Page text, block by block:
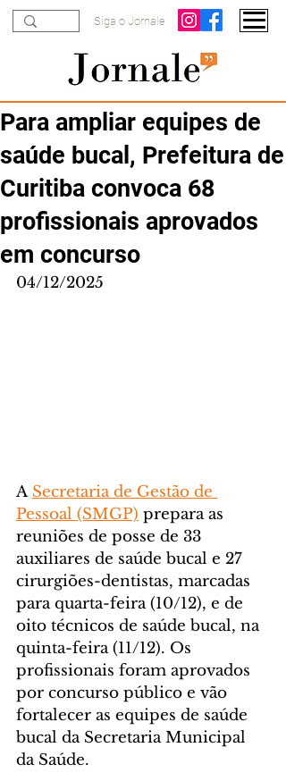
Siga o Jornale
Para ampliar equipes de
saúde bucal, Prefeitura de
Curitiba convoca 68
profissionais aprovados
em concurso
04/12/2025
A Secretaria de Gestão de
Pessoal (SMGP) prepara as
reuniões de posse de 33
auxiliares de saúde bucal e 27
cirurgiões-dentistas, marcadas
para quarta-feira (10/12), e de
oito técnicos de saúde bucal, na
quinta-feira (11/12). Os
profissionais foram aprovados
por concurso público e vão
fortalecer as equipes de saúde
bucal da Secretaria Municipal
da Saúde.